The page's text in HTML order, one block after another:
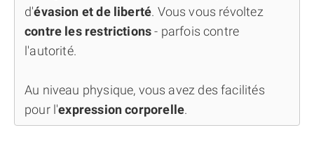
d'évasion et de liberté. Vous vous révoltez
contre les restrictions- parfois contre
l'autorité.
Au niveau physique, vous avez des facilités
pour l'expression corporelle.